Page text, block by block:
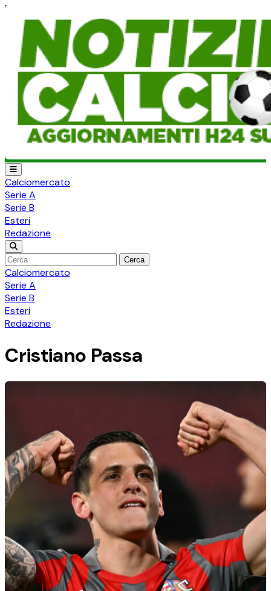
Calciomercato
Serie A
Serie B
Esteri
Redazione
Cerca
Calciomercato
Serie A
Serie B
Esteri
Redazione
Cristiano Passa